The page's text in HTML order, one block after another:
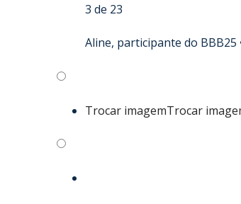
3 de 23
Aline, participante do BBB25
Trocar imagemTrocar